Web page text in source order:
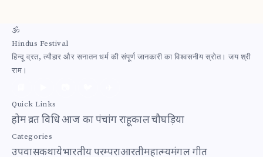
🕉
Hindus Festival
हिन्दू व्रत, त्यौहार और सनातन धर्म की संपूर्ण जानकारी का विश्वसनीय स्रोत। जय श्री
राम।
Quick Links
होमव्रत विधिआज का पंचांगराहूकालचौघड़िया
Categories
उपवासकथायेभारतीय परम्पराआरतीमहात्म्यमंगल गीत